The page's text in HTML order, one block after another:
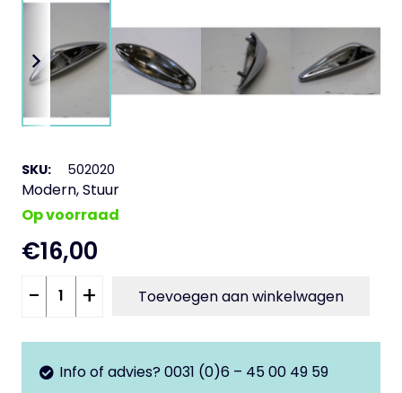
SKU: 502020
Modern,Stuur
Op voorraad
€16,00
voorspatbord
Primavera
aantal
- + Toevoegen aan winkelwagen
Info of advies? 0031 (0)6 – 45 00 49 59